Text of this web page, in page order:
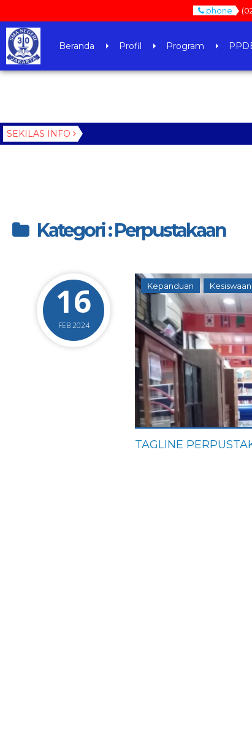
phone
Beranda Profil Program
SEKILAS INFO
Kategori : Perpustakaan
16
FEB 2024
Kepanduan Kesiswaan
TAGLINE